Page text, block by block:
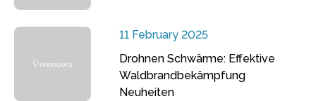
11 February 2025
Drohnen Schwärme: Effektive
Waldbrandbekämpfung
Neuheiten